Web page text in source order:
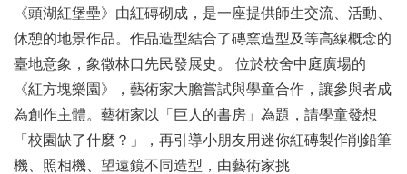
《頭湖紅堡壘》由紅磚砌成，是一座提供師生交流、活動、
休憩的地景作品。作品造型結合了磚窯造型及等高線概念的
臺地意象，象徵林口先民發展史。 位於校舍中庭廣場的
《紅方塊樂園》，藝術家大膽嘗試與學童合作，讓參與者成
為創作主體。藝術家以「巨人的書房」為題，請學童發想
「校園缺了什麼？」，再引導小朋友用迷你紅磚製作削鉛筆
機、照相機、望遠鏡不同造型，由藝術家挑